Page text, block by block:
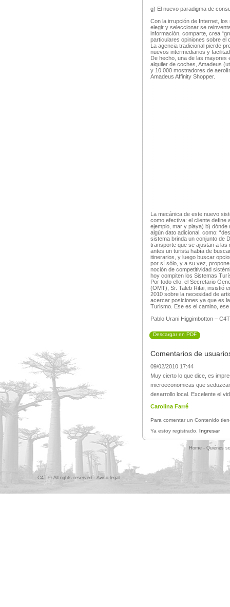
g) El nuevo paradigma de
Con la irrupción de Internet,
elegir y seleccionar se
información, comparte, crea
particulares opiniones sobre el
La agencia tradicional pierde
nuevos intermediarios y
De hecho, una de las
alquiler de coches, Amadeus
y 10.000 mostradores de
Amadeus Affinity Shopper.
La mecánica de este nuevo
como efectiva: el cliente define
ejemplo, mar y playa) b)
algún dato adicional, como:
sistema brinda un conjunto de
transporte que se ajustan a
antes un turista había de
itinerarios, y luego buscar
por sí sólo, y a su vez,
noción de competitividad
hoy compiten los Sistemas
Por todo ello, el Secretario
(OMT), Sr. Taleb Rifai, insistió
2010 sobre la necesidad de
acercar posiciones ya que es
Turismo. Ese es el camino,
Pablo Urani Higgimbotton – C4T
Descargar en PDF
Comentarios de
09/02/2010 17:44
Muy cierto lo que dice, es
microeconomicas que
desarrollo local. Excelente el
Carolina Farré
Para comentar un Contenido
Ya estoy registrado. Ingresar
Home - Quiénes
C4T © All rights reserved - Aviso legal